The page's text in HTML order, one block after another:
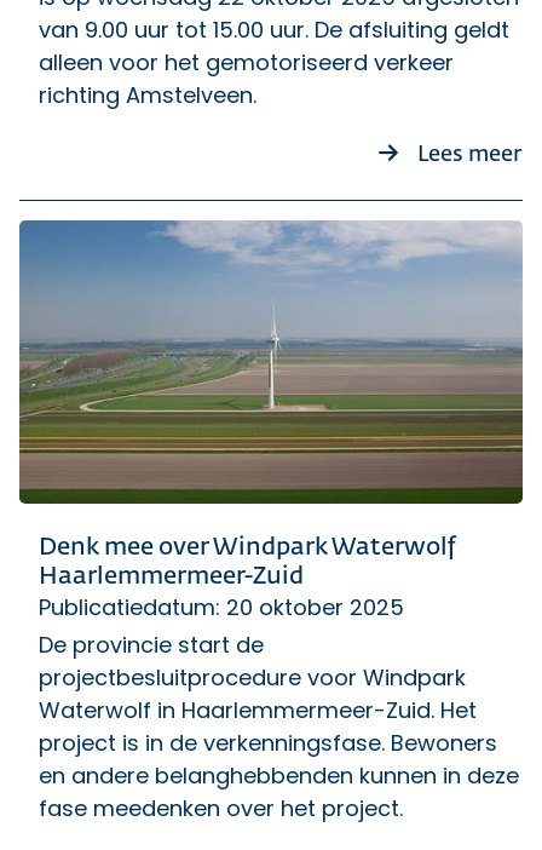
van 9.00 uur tot 15.00 uur. De afsluiting geldt
alleen voor het gemotoriseerd verkeer
richting Amstelveen.
Lees meer
Denk mee over Windpark Waterwolf
Haarlemmermeer-Zuid
Publicatiedatum: 20 oktober 2025
De provincie start de
projectbesluitprocedure voor Windpark
Waterwolf in Haarlemmermeer-Zuid. Het
project is in de verkenningsfase. Bewoners
en andere belanghebbenden kunnen in deze
fase meedenken over het project.